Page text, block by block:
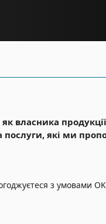
як власника
які ми
з умовами